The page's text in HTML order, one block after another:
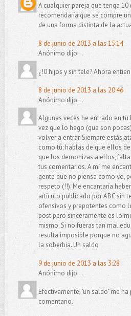
A cualquier pareja que tenga 10
recomendaría que se compre
de una forma distinta de la
8 de junio de 2013 a las 15:14
Anónimo dijo...
¿!0 hijos y sin tele? Ahora
8 de junio de 2013 a las 20:46
Anónimo dijo...
Algunas veces he entrado en
vez que lo hago (que son
volver a entrar. Siempre estás
como tú; hablas de que ellos
que los demonizas a ellos,
tus comentarios. A mí me
gente que no piensa como yo,
respeto (!!). Me encantaría
artículo publicado por ABC sin
ofensivos y prepotentes como
post pero sinceramente es lo
mismo. Si no fueras tan mal
resulta imposible porque no
la soberbia. Un saldo
9 de junio de 2013 a las 3:28
Anónimo dijo...
Efectivamente, "un saldo" me
comentario.